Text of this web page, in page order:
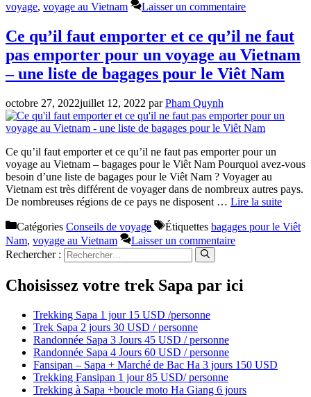
voyage, voyage au Vietnam Laisser un commentaire
Ce qu’il faut emporter et ce qu’il ne faut
pas emporter pour un voyage au Vietnam
– une liste de bagages pour le Viêt Nam
octobre 27, 2022juillet 12, 2022 parPham Quynh
Ce qu’il faut emporter et ce qu’il ne faut pas emporter pour un
voyage au Vietnam – bagages pour le Viêt Nam Pourquoi avez-vous
besoin d’une liste de bagages pour le Viêt Nam ? Voyager au
Vietnam est très différent de voyager dans de nombreux autres pays.
De nombreuses régions de ce pays ne disposent … Lire la suite
Catégories Conseils de voyage Étiquettes bagages pour le Viêt
Nam, voyage au Vietnam
Laisser un commentaire
Rechercher :
Choisissez votre trek Sapa par ici
Trekking Sapa 1 jour 15 USD /personne
Trek Sapa 2 jours 30 USD / personne
Randonnée Sapa 3 Jours 45 USD / personne
Randonnée Sapa 4 Jours 60 USD / personne
Fansipan – Sapa + Marché de Bac Ha 3 jours 150 USD
Trekking Fansipan 1 jour 85 USD/ personne
Trekking à Sapa +boucle moto Ha Giang 6 jours